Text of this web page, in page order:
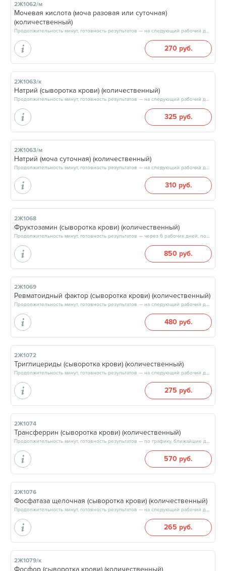
2Ж1062/м
Мочевая кислота (моча разовая или суточная)
(количественный)
Продолжительность минут, готовность результатов — на следующий рабочий день, после 15:00
270 руб.
2Ж1063/к
Натрий (сыворотка крови) (количественный)
Продолжительность минут, готовность результатов — на следующий рабочий день, после 15:00
325 руб.
2Ж1063/м
Натрий (моча суточная) (количественный)
Продолжительность минут, готовность результатов — на следующий рабочий день, после 15:00
310 руб.
2Ж1068
Фруктозамин (сыворотка крови) (количественный)
Продолжительность минут, готовность результатов — через 6 рабочих дней, после 17:00
850 руб.
2Ж1069
Ревматоидный фактор (сыворотка крови) (количественный)
Продолжительность минут, готовность результатов — на следующий рабочий день, после 15:00
480 руб.
2Ж1072
Триглицериды (сыворотка крови) (количественный)
Продолжительность минут, готовность результатов — на следующий рабочий день, после 15:00
275 руб.
2Ж1074
Трансферpин (сыворотка крови) (количественный)
Продолжительность минут, готовность результатов — по графику, ближайшие даты: 11.08.26, 14.08.26, 18.08.26, 21.08.26, результат на следующий рабочий день, после 15:00
570 руб.
2Ж1076
Фосфатаза щелочная (сыворотка крови) (количественный)
Продолжительность минут, готовность результатов — на следующий рабочий день, после 15:00
265 руб.
2Ж1079/к
Фосфор (сыворотка крови) (количественный)